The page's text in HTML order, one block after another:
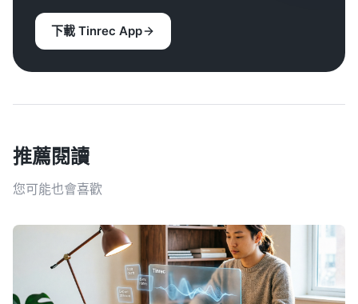
下載 Tinrec App
推薦閱讀
您可能也會喜歡